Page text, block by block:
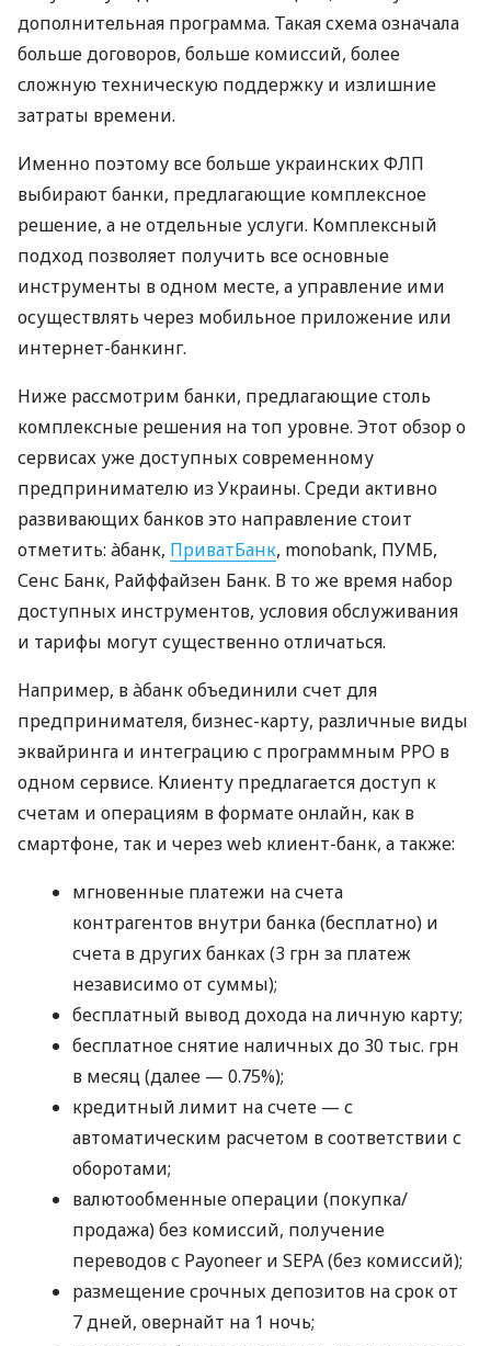
дополнительная программа. Такая схема означала
больше договоров, больше комиссий, более
сложную техническую поддержку и излишние
затраты времени.
Именно поэтому все больше украинских ФЛП
выбирают банки, предлагающие комплексное
решение, а не отдельные услуги. Комплексный
подход позволяет получить все основные
инструменты в одном месте, а управление ими
осуществлять через мобильное приложение или
интернет-банкинг.
Ниже рассмотрим банки, предлагающие столь
комплексные решения на топ уровне. Этот обзор о
сервисах уже доступных современному
предпринимателю из Украины. Среди активно
развивающих банков это направление стоит
отметить: àбанк, ПриватБанк, monobank, ПУМБ,
Сенс Банк, Райффайзен Банк. В то же время набор
доступных инструментов, условия обслуживания
и тарифы могут существенно отличаться.
Например, в àбанк объединили счет для
предпринимателя, бизнес-карту, различные виды
эквайринга и интеграцию с программным РРО в
одном сервисе. Клиенту предлагается доступ к
счетам и операциям в формате онлайн, как в
смартфоне, так и через web клиент-банк, а также:
мгновенные платежи на счета
контрагентов внутри банка (бесплатно) и
счета в других банках (3 грн за платеж
независимо от суммы);
бесплатный вывод дохода на личную карту;
бесплатное снятие наличных до 30 тыс. грн
в месяц (далее — 0.75%);
кредитный лимит на счете — с
автоматическим расчетом в соответствии с
оборотами;
валютообменные операции (покупка/
продажа) без комиссий, получение
переводов с Payoneer и SEPA (без комиссий);
размещение срочных депозитов на срок от
7 дней, овернайт на 1 ночь;